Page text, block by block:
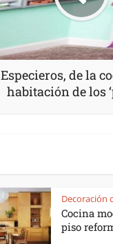
Especieros, de la
habitación de los
Decoración
Cocina
piso